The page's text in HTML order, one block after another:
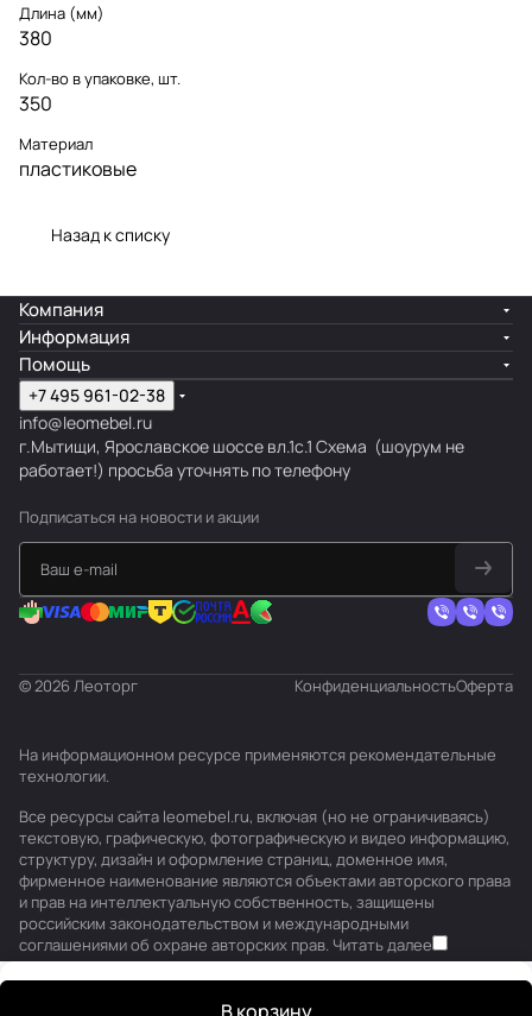
Длина (мм)
380
Кол-во в упаковке, шт.
350
Материал
пластиковые
Назад к списку
Компания
Информация
Помощь
+7 495 961-02-38
info@leomebel.ru
г.Мытищи, Ярославское шоссе вл.1с.1 Схема (шоурум не
работает!) просьба уточнять по телефону
Подписаться на новости и акции
© 2026 Леоторг КонфиденциальностьОферта
На информационном ресурсе применяются рекомендательные
технологии.
Все ресурсы сайта leomebel.ru, включая (но не ограничиваясь)
текстовую, графическую, фотографическую и видео информацию,
структуру, дизайн и оформление страниц, доменное имя,
фирменное наименование являются объектами авторского права
и прав на интеллектуальную собственность, защищены
российским законодательством и международными
соглашениями об охране авторских прав. Читать далее